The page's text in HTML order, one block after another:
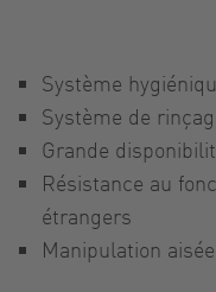
Système
Système de
Grande
Résistance au
étrangers
Manipulation